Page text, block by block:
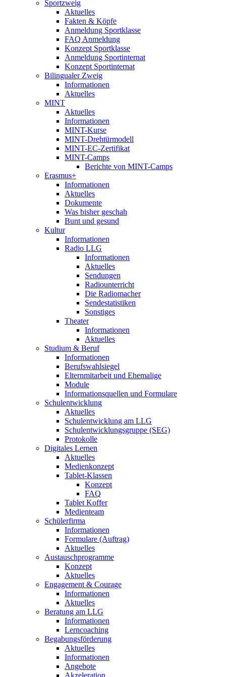
Sportzweig
Aktuelles
Fakten & Köpfe
Anmeldung Sportklasse
FAQ Anmeldung
Konzept Sportklasse
Anmeldung Sportinternat
Konzept Sportinternat
Bilingualer Zweig
Informationen
Aktuelles
MINT
Aktuelles
Informationen
MINT-Kurse
MINT-Drehtürmodell
MINT-EC-Zertifikat
MINT-Camps
Berichte von MINT-Camps
Erasmus+
Informationen
Aktuelles
Dokumente
Was bisher geschah
Bunt und gesund
Kultur
Informationen
Radio LLG
Informationen
Aktuelles
Sendungen
Radiounterricht
Die Radiomacher
Sendestatistiken
Sonstiges
Theater
Informationen
Aktuelles
Studium & Beruf
Informationen
Berufswahlsiegel
Elternmitarbeit und Ehemalige
Module
Informationsquellen und Formulare
Schulentwicklung
Aktuelles
Schulentwicklung am LLG
Schulentwicklungsgruppe (SEG)
Protokolle
Digitales Lernen
Aktuelles
Medienkonzept
Tablet-Klassen
Konzept
FAQ
Tablet Koffer
Medienteam
Schülerfirma
Informationen
Formulare (Auftrag)
Aktuelles
Austauschprogramme
Konzept
Aktuelles
Engagement & Courage
Informationen
Aktuelles
Beratung am LLG
Informationen
Lerncoaching
Begabungsförderung
Aktuelles
Informationen
Angebote
Akzeleration